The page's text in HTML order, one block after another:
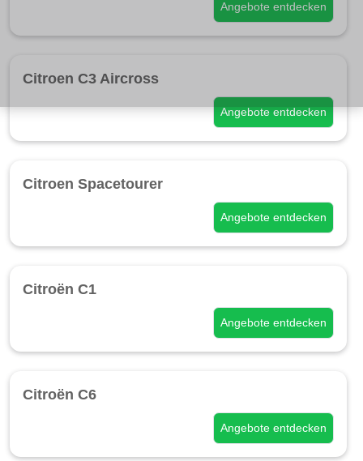
Angebote entdecken
Citroen C3 Aircross
Angebote entdecken
Citroen Spacetourer
Angebote entdecken
Citroën C1
Angebote entdecken
Citroën C6
Angebote entdecken